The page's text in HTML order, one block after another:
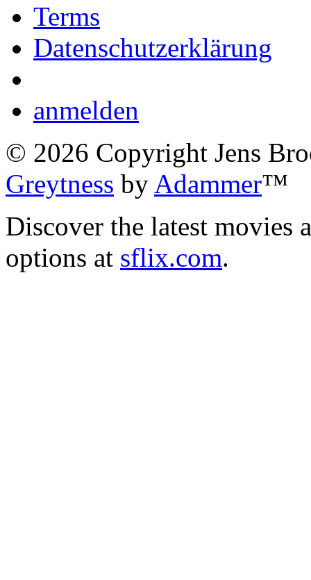
Terms
Datenschutzerklärung
anmelden
© 2026 Copyright Jens
Greytness by Adammer™
Discover the latest movies
options at sflix.com.